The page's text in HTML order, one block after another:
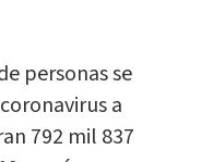
personas se
a
792 mil 837